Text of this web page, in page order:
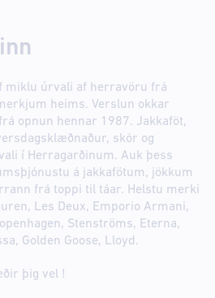
miklu úrvali af herravöru frá
heims. Verslun okkar
opnun hennar 1987. Jakkaföt,
skór og
í Herragarðinum. Auk þess
á jakkafötum, jökkum
frá toppi til táar. Helstu merki
Les Deux, Emporio Armani,
Stenströms, Eterna,
Golden Goose, Lloyd.
þig vel !